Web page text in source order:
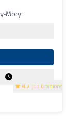
4.7 (63 Opinions)
Mory